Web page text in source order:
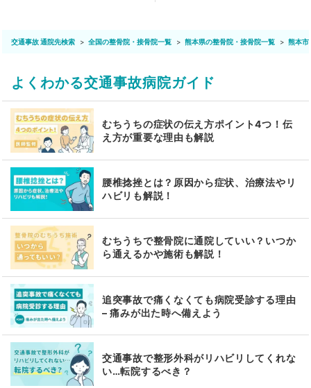
交通事故 通院先検索 全国の整骨院・接骨院一覧 熊本県の整骨院・接骨院一覧 熊本市
よくわかる交通事故病院ガイド
むちうちの症状の伝え方ポイント4つ！伝
え方が重要な理由も解説
腰椎捻挫とは？原因から症状、治療法やリ
ハビリも解説！
むちうちで整骨院に通院していい？いつか
ら通えるかや施術も解説！
追突事故で痛くなくても病院受診する理由
– 痛みが出た時へ備えよう
交通事故で整形外科がリハビリしてくれな
い…転院するべき？